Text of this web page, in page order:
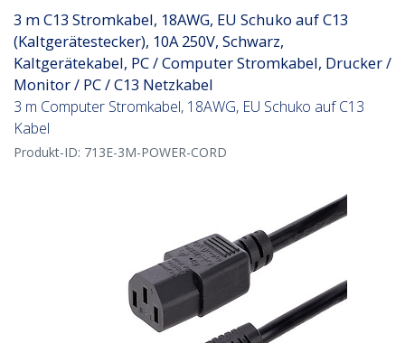
3 m C13 Stromkabel, 18AWG, EU Schuko auf C13
(Kaltgerätestecker), 10A 250V, Schwarz,
Kaltgerätekabel, PC / Computer Stromkabel, Drucker /
Monitor / PC / C13 Netzkabel
3 m Computer Stromkabel, 18AWG, EU Schuko auf C13
Kabel
Produkt-ID: 713E-3M-POWER-CORD